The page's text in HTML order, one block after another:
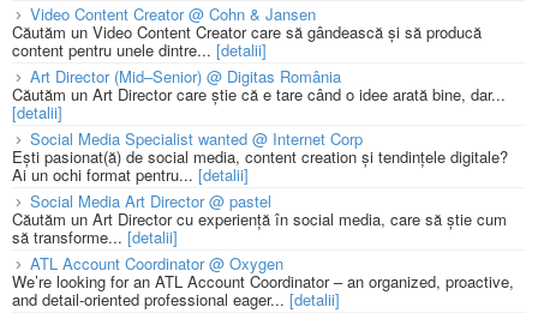
Video Content Creator @ Cohn & Jansen
Căutăm un Video Content Creator care să gândească și să producă
content pentru unele dintre... [detalii]
Art Director (Mid–Senior) @ Digitas România
Căutăm un Art Director care știe că e tare când o idee arată bine, dar...
[detalii]
Social Media Specialist wanted @ Internet Corp
Ești pasionat(ă) de social media, content creation și tendințele digitale?
Ai un ochi format pentru... [detalii]
Social Media Art Director @ pastel
Căutăm un Art Director cu experiență în social media, care să știe cum
să transforme... [detalii]
ATL Account Coordinator @ Oxygen
We’re looking for an ATL Account Coordinator – an organized, proactive,
and detail-oriented professional eager... [detalii]